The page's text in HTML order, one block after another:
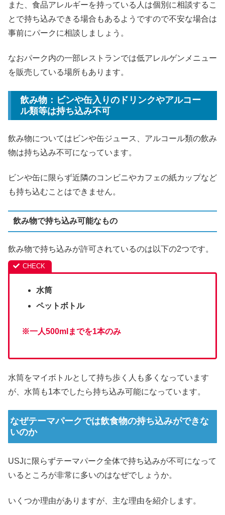
また、食品アレルギーを持っている人は個別に相談するこ
とで持ち込みできる場合もあるようですので不安な場合は
事前にパークに相談しましょう。
なおパーク内の一部レストランでは低アレルゲンメニュー
を販売している場所もあります。
飲み物：ビンや缶入りのドリンクやアルコー
ル類等は持ち込み不可
飲み物についてはビンや缶ジュース、アルコール類の飲み
物は持ち込み不可になっています。
ビンや缶に限らず近隣のコンビニやカフェの紙カップなど
も持ち込むことはできません。
飲み物で持ち込み可能なもの
飲み物で持ち込みが許可されているのは以下の2つです。
水筒
ペットボトル
※一人500mlまでを1本のみ
水筒をマイボトルとして持ち歩く人も多くなっています
が、水筒も1本でしたら持ち込み可能になっています。
なぜテーマパークでは飲食物の持ち込みができな
いのか
USJに限らずテーマパーク全体で持ち込みが不可になって
いるところが非常に多いのはなぜでしょうか。
いくつか理由がありますが、主な理由を紹介します。